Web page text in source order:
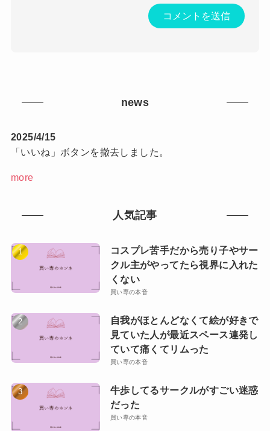
news
2025/4/15
「いいね」ボタンを撤去しました。
more
人気記事
コスプレ苦手だから売り子やサー
クル主がやってたら視界に入れた
くない
買い専の本音
自我がほとんどなくて絵が好きで
見ていた人が最近スペース連発し
ていて痛くてリムった
買い専の本音
牛歩してるサークルがすごい迷惑
だった
買い専の本音